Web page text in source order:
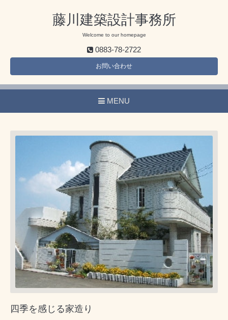
藤川建築設計事務所
Welcome to our homepage
0883-78-2722
お問い合わせ
MENU
四季を感じる家造り